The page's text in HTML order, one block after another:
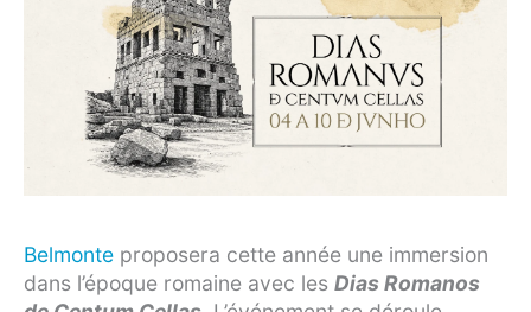
Belmonte proposera cette année une immersion
dans l’époque romaine avec les Dias Romanos